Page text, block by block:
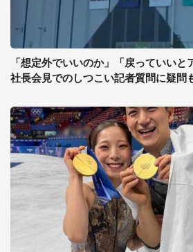
「想定外でいいのか」「戻っていい
社長会見でのしつこい記者質問に疑問